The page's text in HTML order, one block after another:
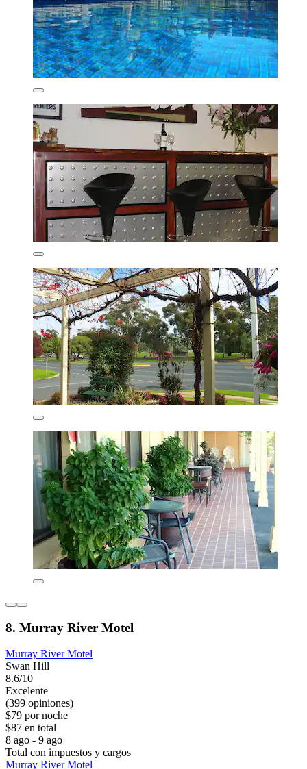
8. Murray River Motel
Murray River Motel
Swan Hill
8.6/10
Excelente
(399 opiniones)
$79 por noche
$87 en total
8 ago - 9 ago
Total con impuestos y cargos
Murray River Motel